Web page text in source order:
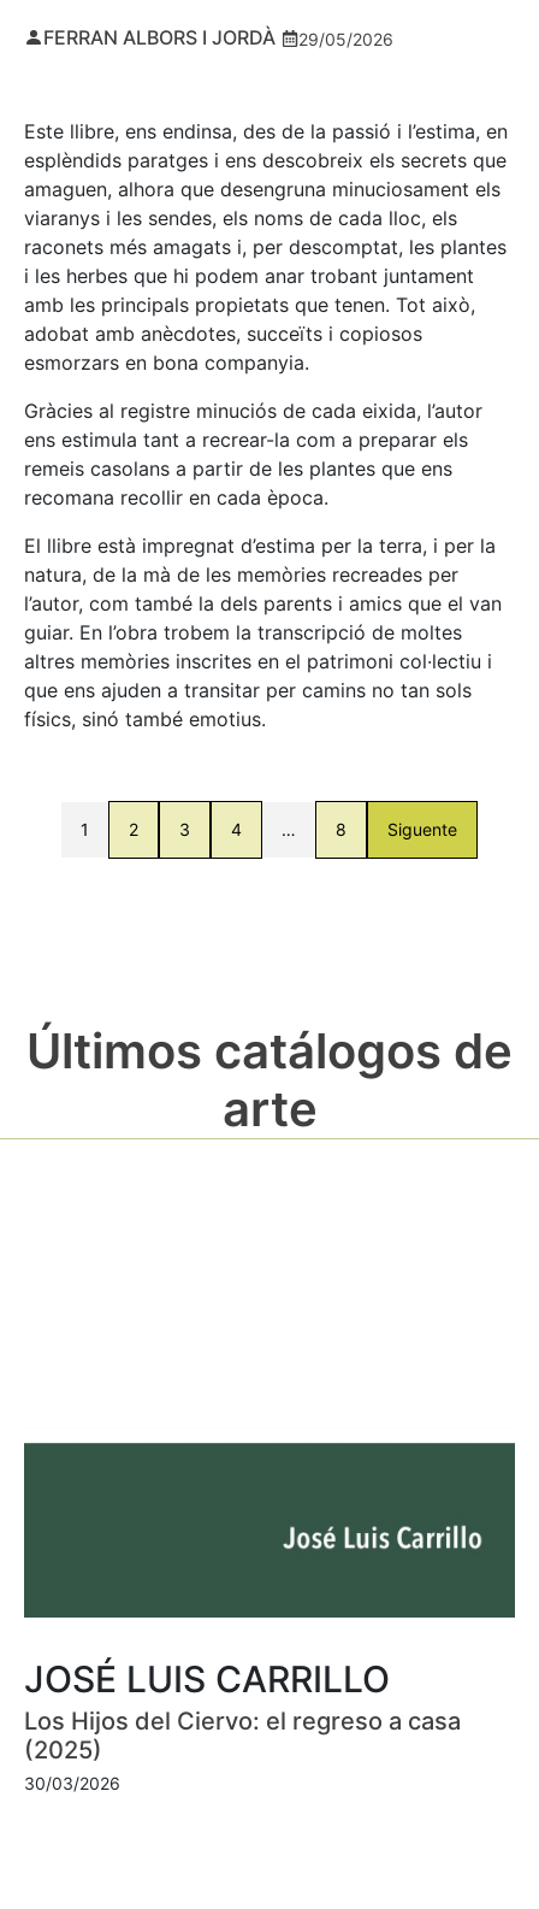
FERRAN ALBORS I JORDÀ 29/05/2026
Este llibre, ens endinsa, des de la passió i l’estima, en
esplèndids paratges i ens descobreix els secrets que
amaguen, alhora que desengruna minuciosament els
viaranys i les sendes, els noms de cada lloc, els
raconets més amagats i, per descomptat, les plantes
i les herbes que hi podem anar trobant juntament
amb les principals propietats que tenen. Tot això,
adobat amb anècdotes, succeïts i copiosos
esmorzars en bona companyia.
Gràcies al registre minuciós de cada eixida, l’autor
ens estimula tant a recrear-la com a preparar els
remeis casolans a partir de les plantes que ens
recomana recollir en cada època.
El llibre està impregnat d’estima per la terra, i per la
natura, de la mà de les memòries recreades per
l’autor, com també la dels parents i amics que el van
guiar. En l’obra trobem la transcripció de moltes
altres memòries inscrites en el patrimoni col·lectiu i
que ens ajuden a transitar per camins no tan sols
físics, sinó també emotius.
1 2 3 4 … 8 Siguente
Últimos catálogos de
arte
JOSÉ LUIS CARRILLO
Los Hijos del Ciervo: el regreso a casa
(2025)
30/03/2026